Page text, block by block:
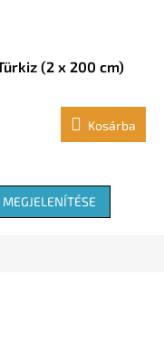
(2 x 200 cm)
Kosárba